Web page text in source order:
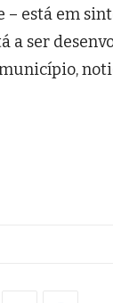
está em
a ser